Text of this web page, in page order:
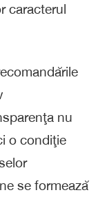
caracterul
nu
o condiţie
se formează